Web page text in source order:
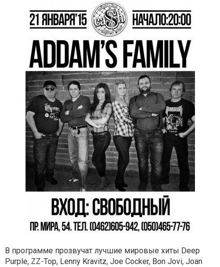
В программе прозвучат лучшие мировые хиты Deep
Purple, ZZ-Top, Lenny Kravitz, Joe Cocker, Bon Jovi, Joan